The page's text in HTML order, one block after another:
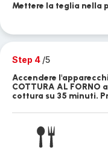
Mettere la teglia nella
Step 4 /5
Accendere
COTTURA AL FORNO
cottura su 35 minuti.